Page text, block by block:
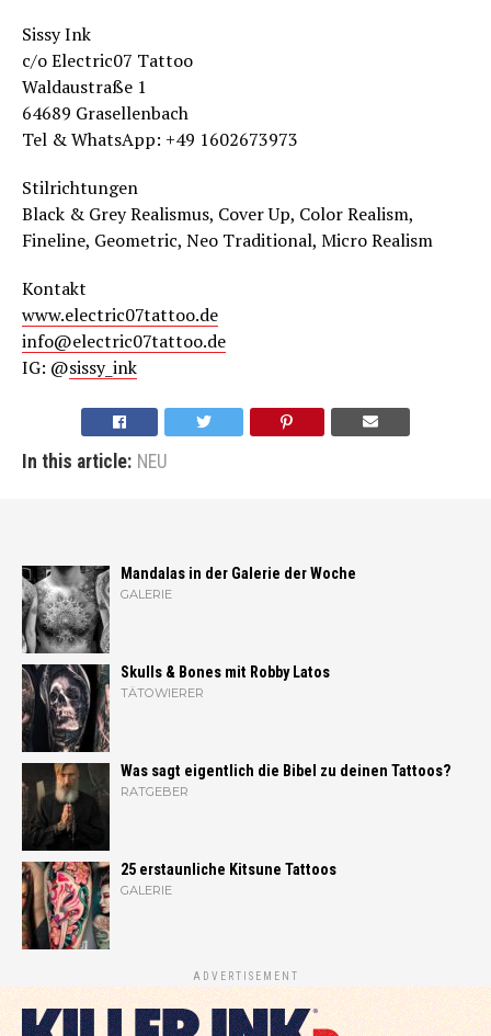
Sissy Ink
c/o Electric07 Tattoo
Waldaustraße 1
64689 Grasellenbach
Tel & WhatsApp: +49 1602673973
Stilrichtungen
Black & Grey Realismus, Cover Up, Color Realism,
Fineline, Geometric, Neo Traditional, Micro Realism
Kontakt
www.electric07tattoo.de
info@electric07tattoo.de
IG: @sissy_ink
In this article: NEU
Mandalas in der Galerie der Woche
GALERIE
Skulls & Bones mit Robby Latos
TÄTOWIERER
Was sagt eigentlich die Bibel zu deinen Tattoos?
RATGEBER
25 erstaunliche Kitsune Tattoos
GALERIE
ADVERTISEMENT